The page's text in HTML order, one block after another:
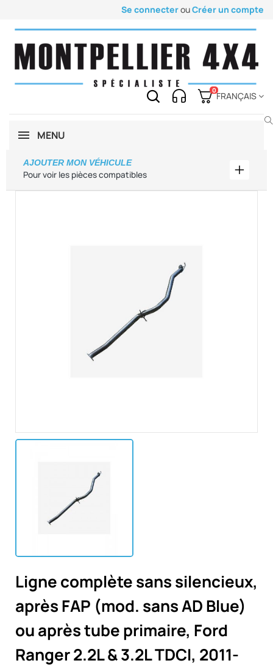
Se connecterouCréer un compte
0
FRANÇAIS
MENU
Pour voir les pièces compatibles
AJOUTER MON VÉHICULE
Ligne complète sans silencieux,
après FAP (mod. sans AD Blue)
ou après tube primaire, Ford
Ranger 2.2L & 3.2L TDCI, 2011-